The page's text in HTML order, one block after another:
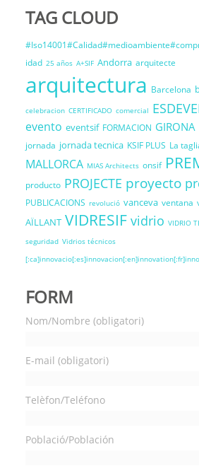
TAG CLOUD
idad 25 años A+SIF Andorra arquitecte
arquitectura Barcelona
celebracion CERTIFICADO comercial
evento eventsif FORMACION GIRONA
jornada jornada tecnica KSIF PLUS La
MALLORCA MIAS Architects onsif
producto PROJECTE proyecto
PUBLICACIONS revolució vanceva ventana
AÏLLANT VIDRESIF vidrio VIDRIO
seguridad Vidrios técnicos
FORM
Nom/Nombre (obligatori)
E-mail (obligatori)
Telèfon/Teléfono
Població/Población